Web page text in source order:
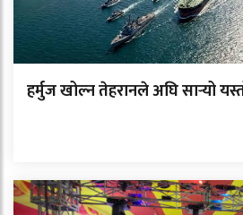
हर्मुज खोल्न तेहरानले अघि सार्‍यो